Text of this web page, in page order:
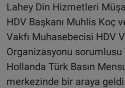
Lahey Din Hizmetleri
HDV Başkanı Muhlis Koç
Vakfı Muhasebecisi HDV
Organizasyonu sorumlusu
Hollanda Türk Basın
merkezinde bir araya